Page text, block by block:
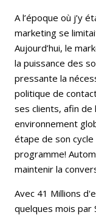
A l’époque où j’y
marketing se
Aujourd’hui, le
la puissance des
pressante la
politique de
ses clients, afin de
environnement
étape de son cycle
programme!
maintenir la
Avec 41 Millions
quelques mois par